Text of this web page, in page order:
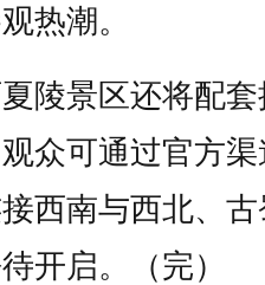
热潮。
景区还将配套
众可通过官方
西南与西北、
开启。（完）